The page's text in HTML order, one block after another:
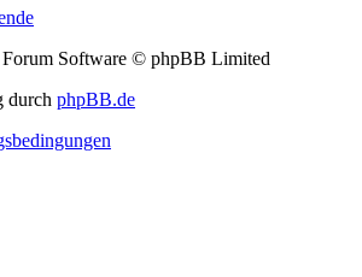
Software © phpBB Limited
durch phpBB.de